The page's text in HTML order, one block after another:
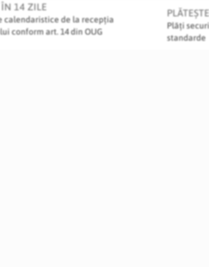
ÎN 14 ZILE
calendaristice de la recepția
conform art. 14 din OUG
Plăți
standarde